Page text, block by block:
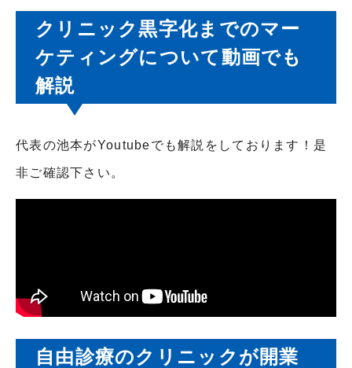
クリニック黒字化までのマー
ケティングについて動画でも
解説
代表の池本がYoutubeでも解説をしております！是
非ご確認下さい。
自由診療のクリニックが開業